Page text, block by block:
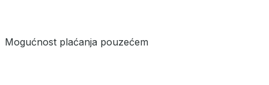
Mogućnost plaćanja pouzećem